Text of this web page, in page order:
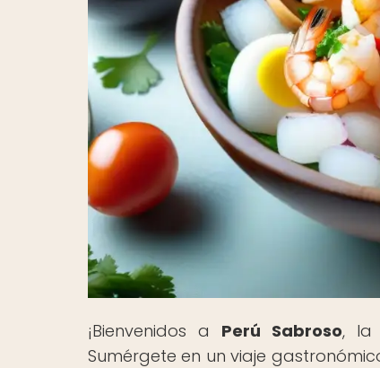
¡Bienvenidos a Perú Sabroso, la
Sumérgete en un viaje